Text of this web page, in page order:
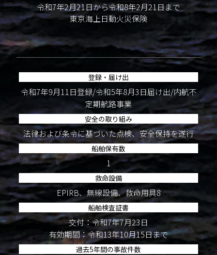
令和7年2月21日から令和8年2月21日まで
東京海上日動火災保険
登録・届け出
令和7年9月11日登録/令和5年8月3日届け出/内航不
定期航路事業
安全の取り組み
法律および条令に基づいた点検、安全保持を遂行
船舶保有数
1
救命設備
EPIRB、無線設備、救命用具8
船舶検査証書
交付：令和7年7月23日
有効期間：令和13年10月15日まで
過去5年間の事故件数